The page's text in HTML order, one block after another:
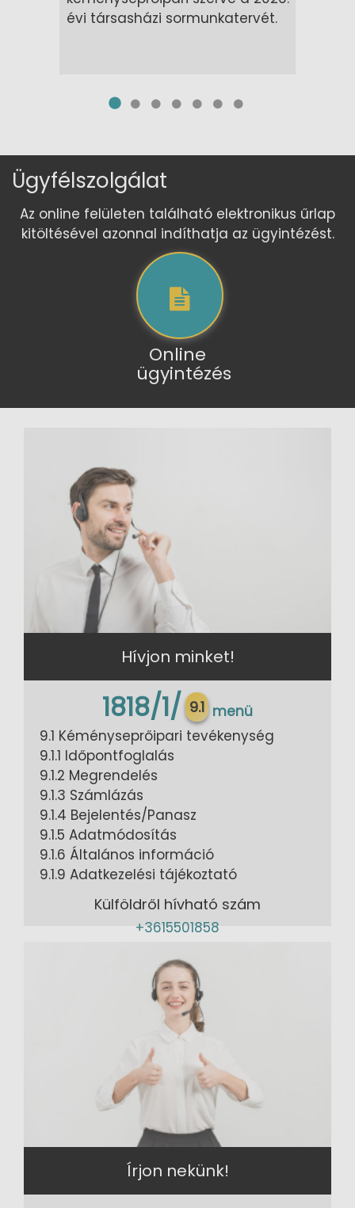
évi társasházi sormunkatervét.
Ügyfélszolgálat
Az online felületen található elektronikus űrlap
kitöltésével azonnal indíthatja az ügyintézést.
Online
ügyintézés
Hívjon minket!
1818/1/ 9.1 menü
9.1 Kéményseprőipari tevékenység
9.1.1 Időpontfoglalás
9.1.2 Megrendelés
9.1.3 Számlázás
9.1.4 Bejelentés/Panasz
9.1.5 Adatmódosítás
9.1.6 Általános információ
9.1.9 Adatkezelési tájékoztató
Külföldről hívható szám
+3615501858
Írjon nekünk!